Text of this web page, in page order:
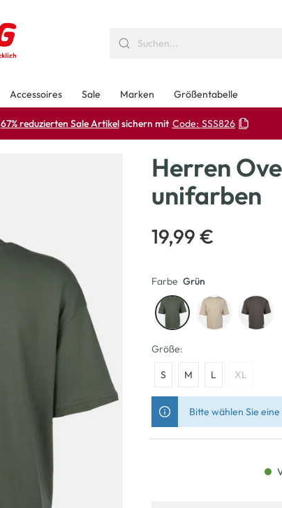
Accessoires Sale Marken Größentabelle
67% reduzierten Sale Artikelsichern mit Code: SSS826
Herren
unifarben
19,99 €
Farbe Grün
Größe:
S M L XL
Bitte wählen Sie